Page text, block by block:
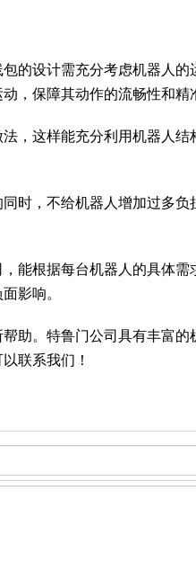
的设计需充分考虑机器人的
，保障其动作的流畅性和精
，这样能充分利用机器人结
时，不给机器人增加过多负
能根据每台机器人的具体需
影响。
助。特鲁门公司具有丰富的
联系我们！